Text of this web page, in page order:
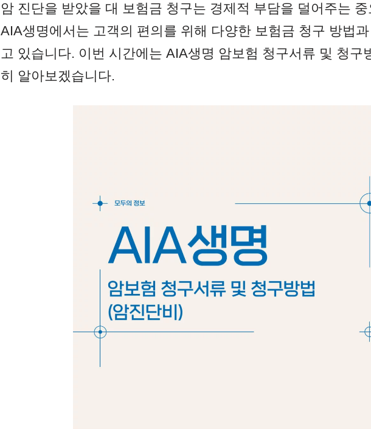
암 진단을 받았을 대 보험금 청구는 경제적 부담을 덜어주는
AIA생명에서는 고객의 편의를 위해 다양한 보험금 청구 방법
고 있습니다. 이번 시간에는 AIA생명 암보험 청구서류 및 청구
히 알아보겠습니다.